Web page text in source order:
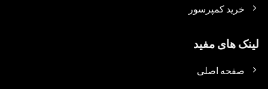
خرید کمپرسور
لینک های مفید
صفحه اصلی